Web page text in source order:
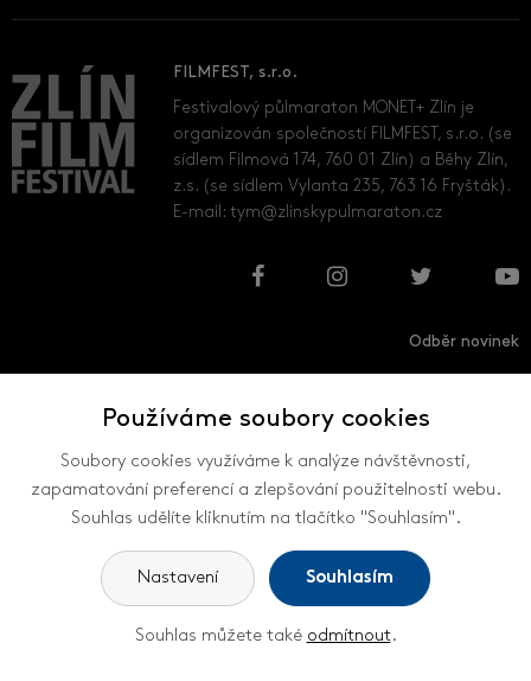
FILMFEST, s.r.o.
Festivalový půlmaraton MONET+ Zlín je
organizován společností FILMFEST, s.r.o. (se
sídlem Filmová 174, 760 01 Zlín) a Běhy Zlín,
z.s. (se sídlem Vylanta 235, 763 16 Fryšták).
E-mail:tym@zlinskypulmaraton.cz
Odběr novinek
VŠECHNY KONTAKTY
Používáme soubory cookies
Soubory cookies využíváme k analýze návštěvnosti,
zapamatování preferencí a zlepšování použitelnosti webu.
Souhlas udělíte kliknutím na tlačítko "Souhlasím".
Nastavení Souhlasím
Souhlas můžete také odmítnout.